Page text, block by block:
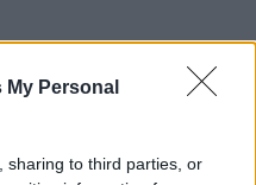
Personal
sharing to third parties, or